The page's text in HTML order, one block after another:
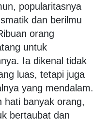
popularitasnya
dan berilmu
orang
untuk
Ia dikenal tidak
luas, tetapi juga
yang mendalam.
hati banyak orang,
bertaubat dan